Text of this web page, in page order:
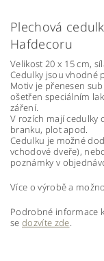
Plechová
Hafdecoru
Velikost 20 x 15 cm,
Cedulky jsou vhodné
Motiv je přenesen
ošetřen speciálním
záření.
V rozích mají cedulky
branku, plot apod.
Cedulku je možné
vchodové dveře),
poznámky v
Více o výrobě a
Podrobné informace
se dozvíte zde.